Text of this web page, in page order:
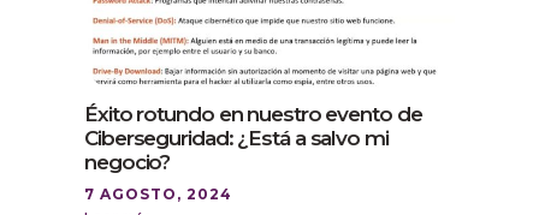
Éxito rotundo en nuestro evento de
Ciberseguridad: ¿Está a salvo mi
negocio?
7 AGOSTO, 2024